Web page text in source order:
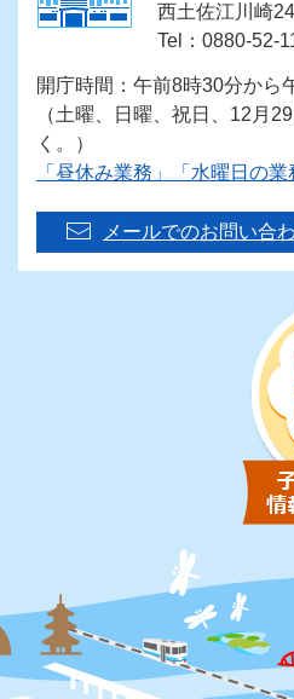
西土佐江川崎
Tel：0880-52-
開庁時間：午前8時30分から
（土曜、日曜、祝日、12月
く。）
「昼休み業務」「水曜日の
メールでのお問い合